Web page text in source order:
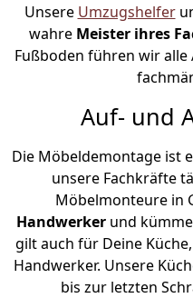
Unsere Umzugshelfer
wahre Meister ihres
Fußboden führen wir
Auf- und
Die Möbeldemontage ist
unsere Fachkräfte
Möbelmonteure in
Handwerker und
gilt auch für Deine
Handwerker. Unsere
bis zur letzten